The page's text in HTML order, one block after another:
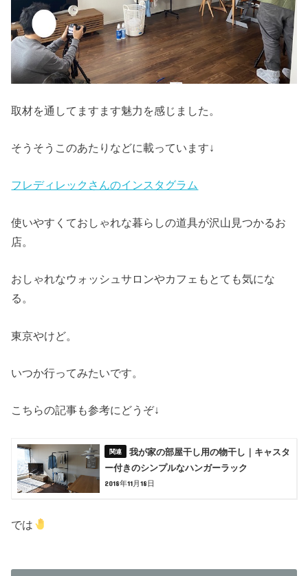
取材を通してますます魅力を感じました。
そうそうこのあたりなどに載っています↓
フレディレックさんのインスタグラム
使いやすくておしゃれな暮らしの道具が沢山見つかるお
店。
おしゃれなウォッシュサロンやカフェもとても気にな
る。
東京やけど。
いつか行ってみたいです。
こちらの記事も参考にどうぞ↓
我が家の部屋干し用の物干し｜キャスタ
ー付きのシンプルなハンガーラック
2018年11月18日
では